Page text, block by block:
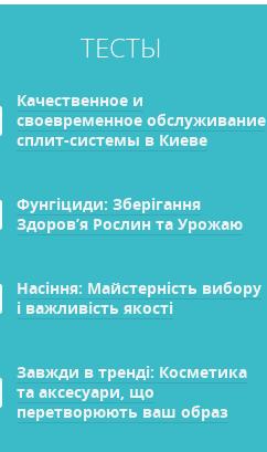
ТЕСТЫ
Качественное и
своевременное обслуживание
сплит-системы в Киеве
Фунгіциди: Зберігання
Здоров’я Рослин та Урожаю
Насіння: Майстерність вибору
і важливість якості
Завжди в тренді: Косметика
та аксесуари, що
перетворюють ваш образ